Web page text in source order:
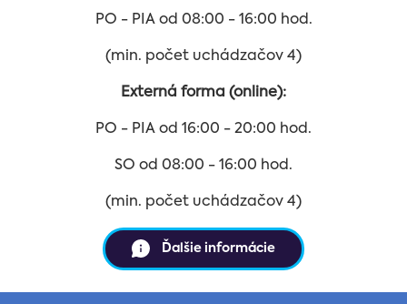
PO - PIA od 08:00 - 16:00 hod.
(min. počet uchádzačov 4)
Externá forma (online):
PO - PIA od 16:00 - 20:00 hod.
SO od 08:00 - 16:00 hod.
(min. počet uchádzačov 4)
Ďalšie informácie